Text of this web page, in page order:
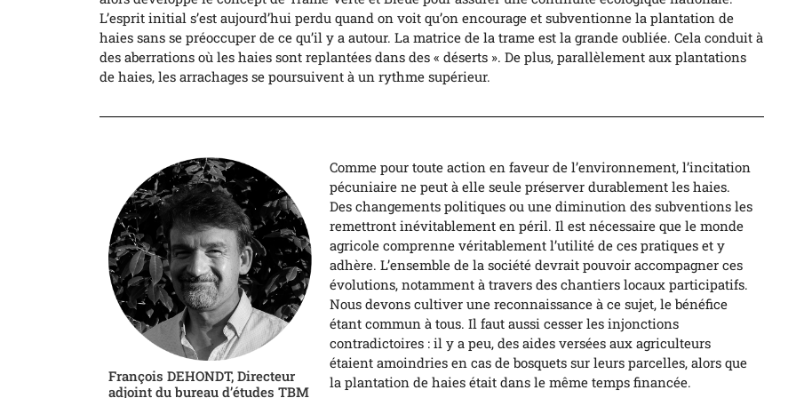
L’esprit initial s’est aujourd’hui perdu quand on voit qu’on encourage et subventionne la plantation de
haies sans se préoccuper de ce qu’il y a autour. La matrice de la trame est la grande oubliée. Cela conduit à
des aberrations où les haies sont replantées dans des « déserts ». De plus, parallèlement aux plantations
de haies, les arrachages se poursuivent à un rythme supérieur.
François DEHONDT, Directeur
adjoint du bureau d’études TBM
Comme pour toute action en faveur de l’environnement, l’incitation
pécuniaire ne peut à elle seule préserver durablement les haies.
Des changements politiques ou une diminution des subventions les
remettront inévitablement en péril. Il est nécessaire que le monde
agricole comprenne véritablement l’utilité de ces pratiques et y
adhère. L’ensemble de la société devrait pouvoir accompagner ces
évolutions, notamment à travers des chantiers locaux participatifs.
Nous devons cultiver une reconnaissance à ce sujet, le bénéfice
étant commun à tous. Il faut aussi cesser les injonctions
contradictoires : il y a peu, des aides versées aux agriculteurs
étaient amoindries en cas de bosquets sur leurs parcelles, alors que
la plantation de haies était dans le même temps financée.